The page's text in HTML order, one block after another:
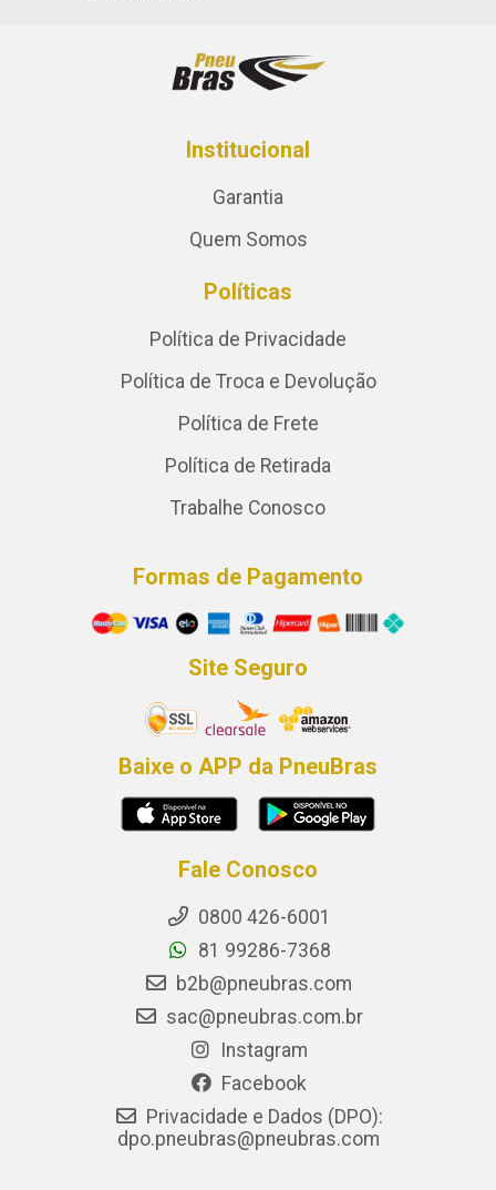
Institucional
Garantia
Quem Somos
Políticas
Política de Privacidade
Política de Troca e Devolução
Política de Frete
Política de Retirada
Trabalhe Conosco
Formas de Pagamento
Site Seguro
Baixe o APP da PneuBras
Fale Conosco
0800 426-6001
81 99286-7368
b2b@pneubras.com
sac@pneubras.com.br
Instagram
Facebook
Privacidade e Dados (DPO):
dpo.pneubras@pneubras.com